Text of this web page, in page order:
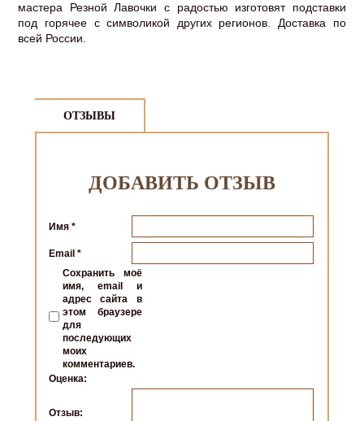
мастера Резной Лавочки с радостью изготовят подставки
под горячее с символикой других регионов. Доставка по
всей России.
ОТЗЫВЫ
ДОБАВИТЬ ОТЗЫВ
Имя *
Email *
Сохранить моё
имя, email и
адрес сайта в
этом браузере
для
последующих
моих
комментариев.
Оценка:
Отзыв: